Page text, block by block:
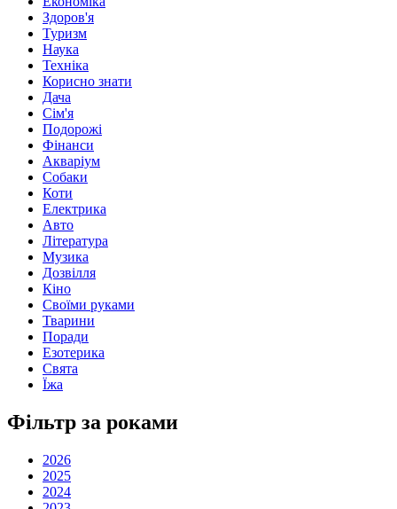
Здоров'я
Туризм
Наука
Техніка
Корисно знати
Дача
Сім'я
Подорожі
Фінанси
Акваріум
Собаки
Коти
Електрика
Авто
Література
Музика
Дозвілля
Кіно
Своїми руками
Тварини
Поради
Езотерика
Свята
Їжа
Фільтр за роками
2026
2025
2024